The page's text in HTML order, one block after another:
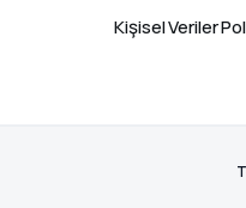
Kişisel Veriler